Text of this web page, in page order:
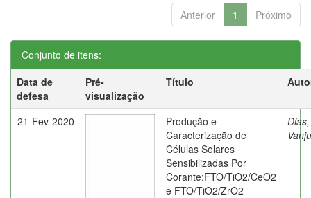
Anterior 1 Próximo
Conjunto de itens:
Data de
defesa
Pré-
visualização
Título
21-Fev-2020
Produção e
Caracterização de
Células Solares
Sensibilizadas Por
Corante:FTO/TiO2/CeO2
e FTO/TiO2/ZrO2